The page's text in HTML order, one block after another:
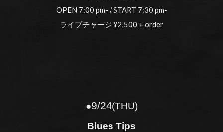
OPEN 7:00 pm- / START 7:30 pm-
ライブチャージ ¥2,500 + order
●9/24(THU)
Blues Tips